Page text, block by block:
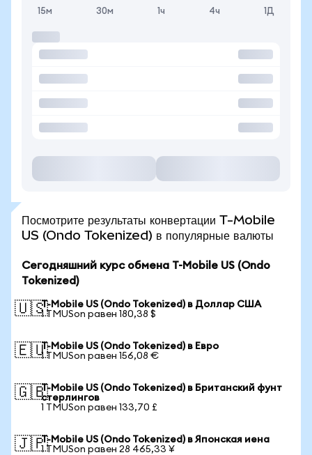
15м 30м 1ч 4ч 1Д
Посмотрите результаты конвертации T-Mobile
US (Ondo Tokenized) в популярные валюты
Сегодняшний курс обмена T-Mobile US (Ondo
Tokenized)
🇺🇸T-Mobile US (Ondo Tokenized) в Доллар США
1 TMUSon равен 180,38 $
🇪🇺T-Mobile US (Ondo Tokenized) в Евро
1 TMUSon равен 156,08 €
🇬🇧T-Mobile US (Ondo Tokenized) в Британский фунт
стерлингов
1 TMUSon равен 133,70 £
🇯🇵T-Mobile US (Ondo Tokenized) в Японская иена
1 TMUSon равен 28 465,33 ¥